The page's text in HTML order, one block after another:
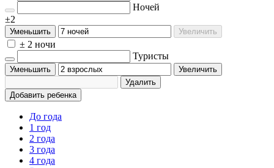
Ночей
±2
Уменьшить Увеличить
± 2 ночи
Туристы
Уменьшить
Увеличить
Удалить
Добавить ребенка
До года
1 год
2 года
3 года
4 года